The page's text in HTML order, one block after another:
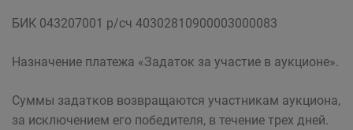
БИК 043207001 р/сч 40302810900003000083
Назначение платежа «Задаток за участие в аукционе».
Суммы задатков возвращаются участникам аукциона,
за исключением его победителя, в течение трех дней.